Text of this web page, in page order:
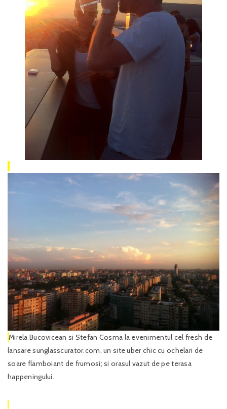
Mirela Bucovicean si Stefan Cosma la evenimentul cel fresh de
lansare sunglasscurator.com, un site uber chic cu ochelari de
soare flamboiant de frumosi; si orasul vazut de pe terasa
happeningului.